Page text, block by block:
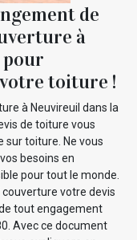
de
à
pour
toiture !
à Neuvireuil dans la
de toiture vous
sur toiture. Ne vous
besoins en
pour tout le monde.
votre devis
tout engagement
Avec ce document